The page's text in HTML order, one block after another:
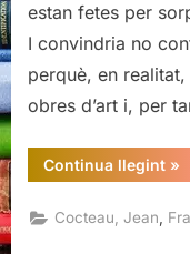
estan fetes per
I convindria no
perquè, en
obres d’art i, per
Continua llegint“Le
»
Cocteau, Jean